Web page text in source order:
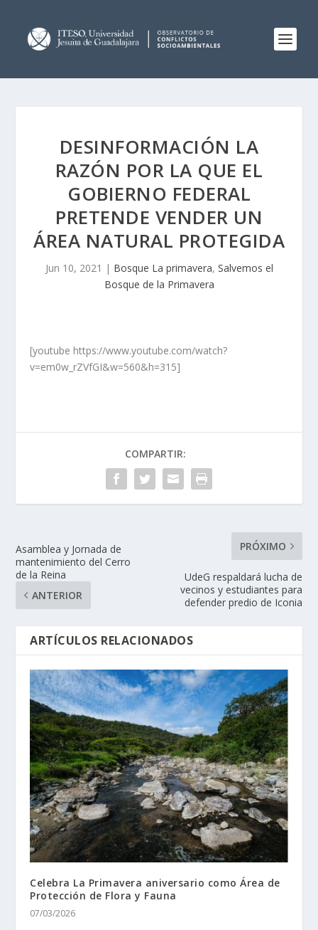
DESINFORMACIÓN LA
RAZÓN POR LA QUE EL
GOBIERNO FEDERAL
PRETENDE VENDER UN
ÁREA NATURAL PROTEGIDA
Jun 10, 2021 | Bosque La primavera, Salvemos el
Bosque de la Primavera
[youtube https://www.youtube.com/watch?
v=em0w_rZVfGI&w=560&h=315]
COMPARTIR:
Asamblea y Jornada de
mantenimiento del Cerro
de la Reina
ANTERIOR
PRÓXIMO
UdeG respaldará lucha de
vecinos y estudiantes para
defender predio de Iconia
ARTÍCULOS RELACIONADOS
Celebra La Primavera aniversario como Área de
Protección de Flora y Fauna
07/03/2026